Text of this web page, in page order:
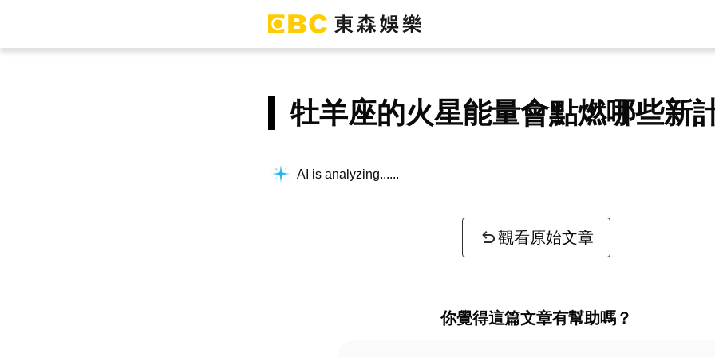
牡羊座的火星能量會點燃哪些新
AI is analyzing...
觀看原始文章
你覺得這篇文章有幫助嗎？